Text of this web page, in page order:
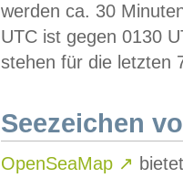
werden ca. 30
UTC ist gegen 0130
stehen für die letzten
Seezeichen
OpenSeaMap ↗